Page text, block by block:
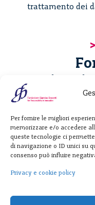
Per fornire le migliori
memorizzare e/o accedere
queste tecnologie ci
di navigazione o ID unici su
consenso può influire
Privacy e cookie policy
trattamento dei
T.
F. +